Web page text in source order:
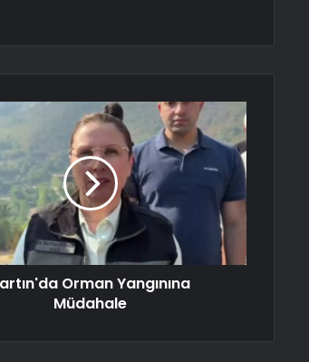
Orman Yangınına
Müdahale